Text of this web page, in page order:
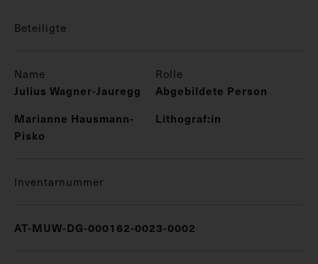
Beteiligte
Name Rolle
Julius Wagner-Jauregg
Abgebildete Person
Marianne Hausmann-
Pisko
Lithograf:in
Inventarnummer
AT-MUW-DG-000162-0023-0002